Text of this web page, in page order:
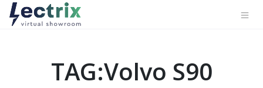
TAG:Volvo S90